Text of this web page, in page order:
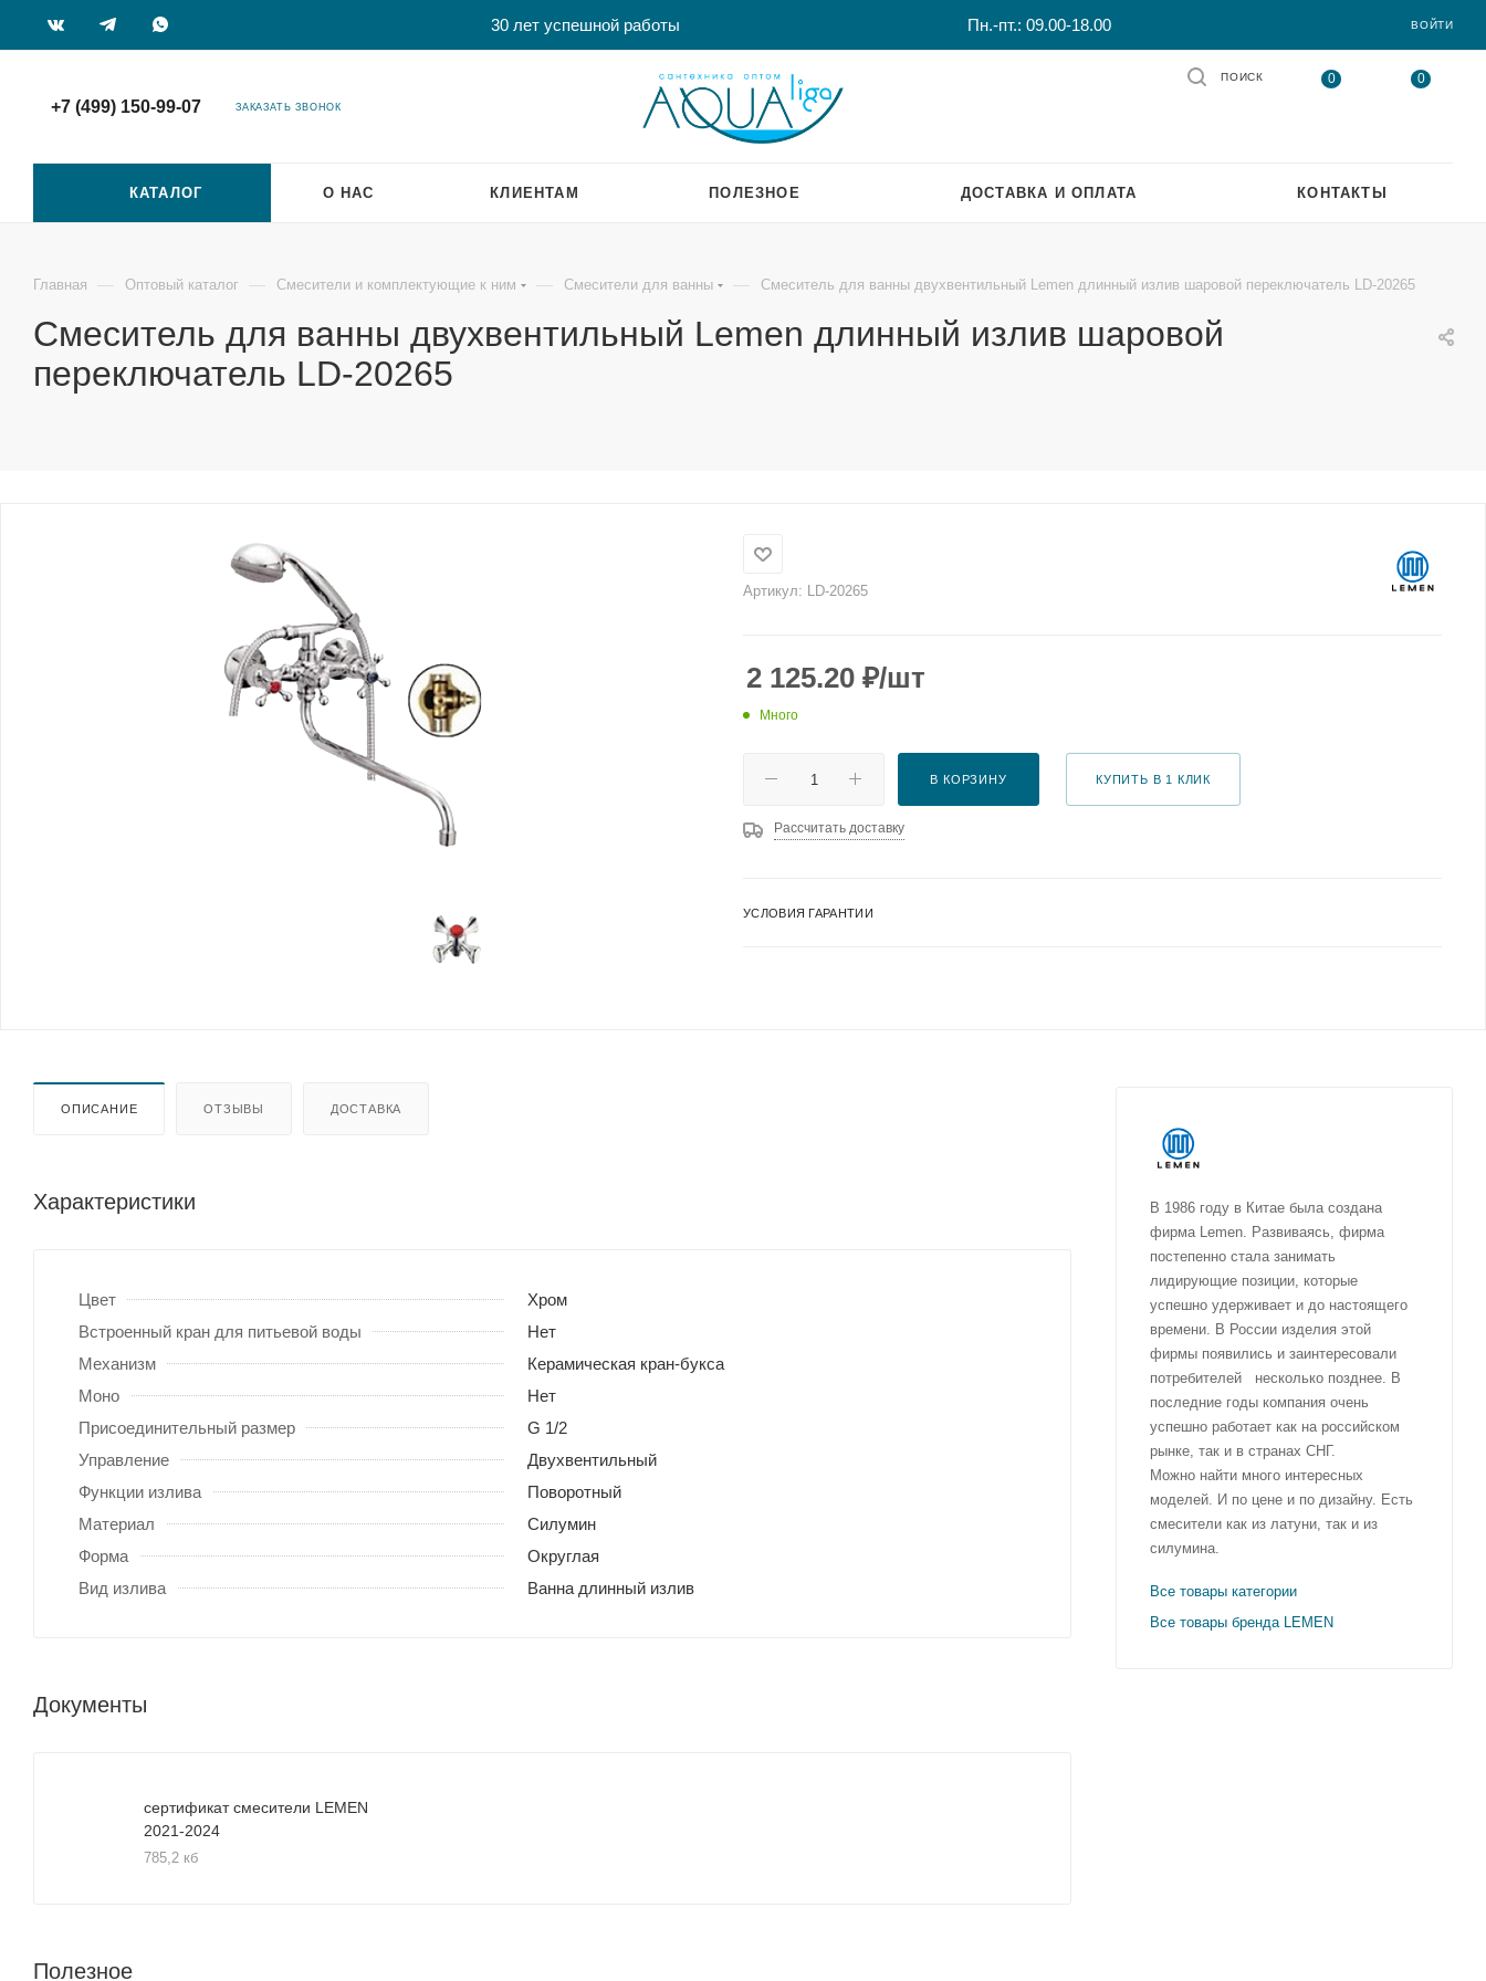
30 лет успешной работы Пн.-пт.: 09.00-18.00 ВОЙТИ
+7 (499) 150-99-07 ЗАКАЗАТЬ ЗВОНОК
0 0
ПОИСК
КАТАЛОГ О НАС КЛИЕНТАМ ПОЛЕЗНОЕ ДОСТАВКА И ОПЛАТА КОНТАКТЫ
Главная — Оптовый каталог — Смесители и комплектующие к ним — Смесители для ванны — Смеситель для ванны двухвентильный Lemen длинный излив шаровой переключатель LD-20265
Смеситель для ванны двухвентильный Lemen длинный излив шаровой
переключатель LD-20265
Артикул: LD-20265
2 125.20 ₽/шт
Много
В КОРЗИНУ КУПИТЬ В 1 КЛИК
Рассчитать доставку
УСЛОВИЯ ГАРАНТИИ
ОПИСАНИЕ ОТЗЫВЫ ДОСТАВКА
Характеристики
Цвет
Хром
Встроенный кран для питьевой воды
Нет
Механизм
Керамическая кран-букса
Моно
Нет
Присоединительный размер
G 1/2
Управление
Двухвентильный
Функции излива
Поворотный
Материал
Силумин
Форма
Округлая
Вид излива
Ванна длинный излив
Документы
сертификат смесители LEMEN
2021-2024
785,2 кб
Полезное
В 1986 году в Китае была создана
фирма Lemen. Развиваясь, фирма
постепенно стала занимать
лидирующие позиции, которые
успешно удерживает и до настоящего
времени. В России изделия этой
фирмы появились и заинтересовали
потребителей несколько позднее. В
последние годы компания очень
успешно работает как на российском
рынке, так и в странах СНГ.
Можно найти много интересных
моделей. И по цене и по дизайну. Есть
смесители как из латуни, так и из
силумина.
Все товары категории
Все товары бренда LEMEN